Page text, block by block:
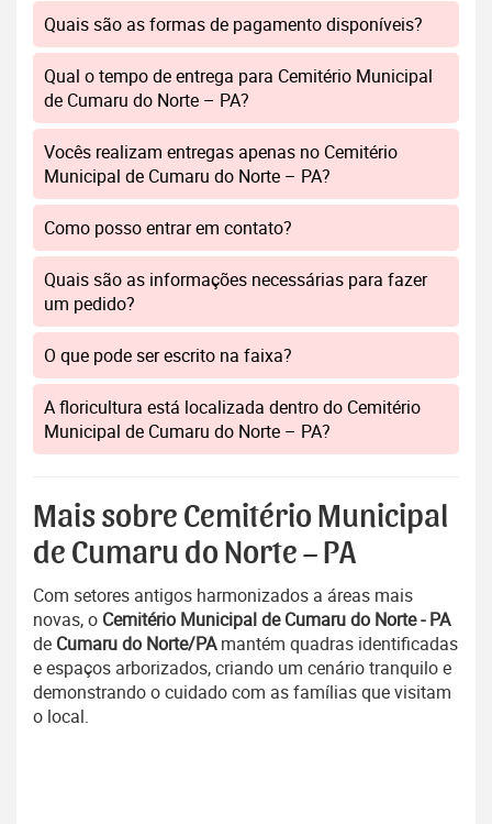
Quais são as formas de pagamento disponíveis?
Qual o tempo de entrega para Cemitério Municipal
de Cumaru do Norte – PA?
Vocês realizam entregas apenas no Cemitério
Municipal de Cumaru do Norte – PA?
Como posso entrar em contato?
Quais são as informações necessárias para fazer
um pedido?
O que pode ser escrito na faixa?
A floricultura está localizada dentro do Cemitério
Municipal de Cumaru do Norte – PA?
Mais sobre Cemitério Municipal
de Cumaru do Norte – PA
Com setores antigos harmonizados a áreas mais
novas, o Cemitério Municipal de Cumaru do Norte - PA
de Cumaru do Norte/PAmantém quadras identificadas
e espaços arborizados, criando um cenário tranquilo e
demonstrando o cuidado com as famílias que visitam
o local.